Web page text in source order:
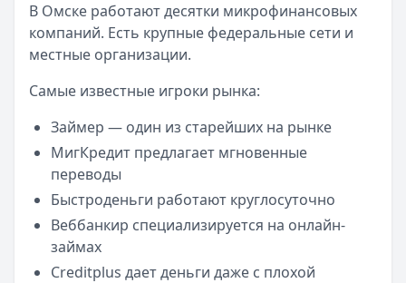
В Омске работают десятки микрофинансовых
компаний. Есть крупные федеральные сети и
местные организации.
Самые известные игроки рынка:
Займер — один из старейших на рынке
МигКредит предлагает мгновенные
переводы
Быстроденьги работают круглосуточно
Веббанкир специализируется на онлайн-
займах
Creditplus дает деньги даже с плохой